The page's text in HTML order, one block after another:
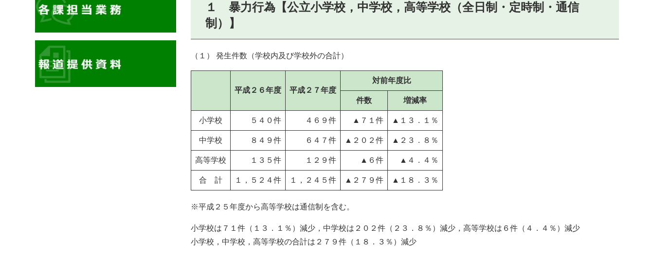
１ 暴力行為【公立小学校，中学校，高等学校（全日制・定時制・通信
制）】
（１） 発生件数（学校内及び学校外の合計）
平成２６年度 平成２７年度
対前年度比
件数 増減率
小学校 ５４０件 ４６９件 ▲７１件 ▲１３．１％
中学校 ８４９件 ６４７件 ▲２０２件 ▲２３．８％
高等学校 １３５件 １２９件 ▲６件 ▲４．４％
合 計 １，５２４件 １，２４５件 ▲２７９件 ▲１８．３％
※平成２５年度から高等学校は通信制を含む。
小学校は７１件（１３．１％）減少，中学校は２０２件（２３．８％）減少，高等学校は６件（４．４％）減少
小学校，中学校，高等学校の合計は２７９件（１８．３％）減少